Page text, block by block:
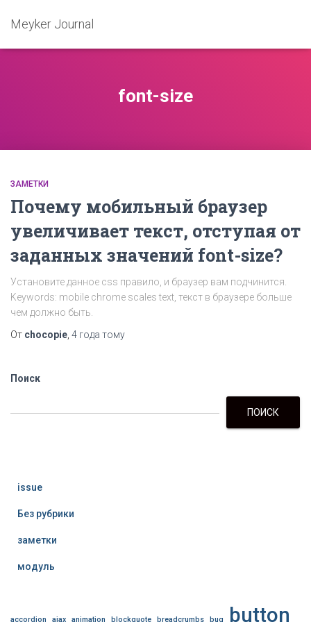
Meyker Journal
font-size
ЗАМЕТКИ
Почему мобильный браузер
увеличивает текст, отступая от
заданных значений font-size?
Установите данное css правило, и браузер вам подчинится.
Keywords: mobile chrome scales text, текст в браузере больше
чем должно быть.
От chocopie 4 года тому
Поиск
ПОИСК
issue
Без рубрики
заметки
модуль
accordion ajax animation blockquote breadcrumbs bug button